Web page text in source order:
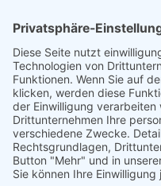
Weiteres Schicksal
seiner Praxis auf Druck
22.10.1940 Gurs,
Stolpersteinverlegung/
Quelle Meckel, Marlies:
zurückgeben.